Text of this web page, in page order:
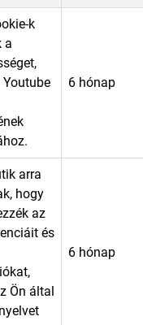
k
a
6 hónap
arra
hogy
az
és
Ön által
6 hónap